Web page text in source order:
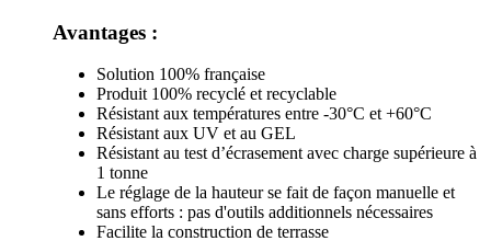
Avantages :
Solution 100% française
Produit 100% recyclé et recyclable
Résistant aux températures entre -30°C et +60°C
Résistant aux UV et au GEL
Résistant au test d’écrasement avec charge supérieure à
1 tonne
Le réglage de la hauteur se fait de façon manuelle et
sans efforts : pas d'outils additionnels nécessaires
Facilite la construction de terrasse